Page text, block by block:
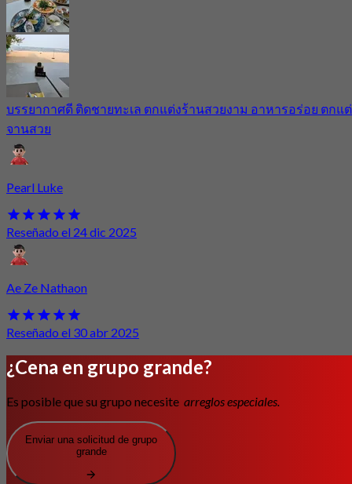
บรรยากาศดี ติดชายทะเล ตกแต่งร้านสวยงาม อาหารอร่อย ตกแ
จานสวย
Pearl Luke
Reseñado el 24 dic 2025
Ae Ze Nathaon
Reseñado el 30 abr 2025
¿Cena en grupo grande?
Es posible que su grupo necesite arreglos especiales.
Enviar una solicitud de grupo
grande